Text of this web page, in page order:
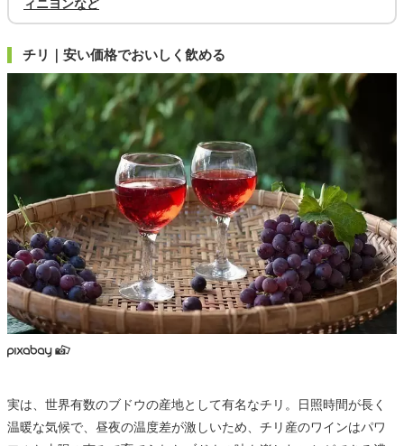
ィニヨンなど
チリ｜安い価格でおいしく飲める
実は、世界有数のブドウの産地として有名なチリ。日照時間が長く
温暖な気候で、昼夜の温度差が激しいため、チリ産のワインはパワ